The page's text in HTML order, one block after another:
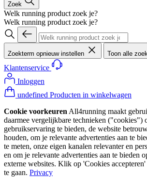
Zoek
Welk running product zoek je?
Welk running product zoek je?
Zoekterm opnieuw instellen Toon alle
Klantenservice
Inloggen
undefined Producten in winkelwagen
Cookie voorkeuren All4running maakt
daarmee vergelijkbare technieken ("cookies")
gebruikservaring te bieden, de website
houden, om je relevante advertenties aan te
te meten, onze eigen kanalen relevanter en
en om je relevante advertenties aan te bieden
externe websites. Klik op 'Cookies
te gaan. Privacy